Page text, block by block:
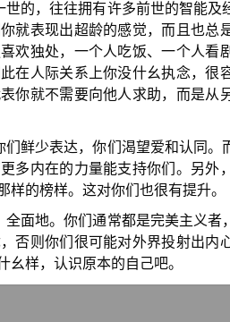
的，往往拥有许多前世的智能及
就表现出超龄的感觉，而且也总
欢独处，一个人吃饭、一个人看
在人际关系上你没什幺执念，很
你就不需要向他人求助，而是从
鲜少表达，你们渴望爱和认同。
多内在的力量能支持你们。另外
的榜样。这对你们也很有提升。
面地。你们通常都是完美主义者
否则你们很可能对外界投射出内
样，认识原本的自己吧。